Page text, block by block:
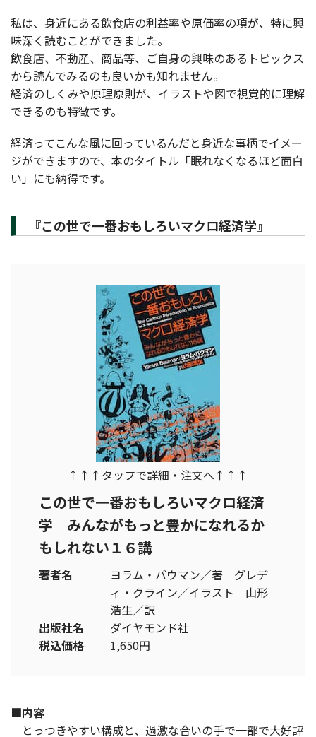
私は、身近にある飲食店の利益率や原価率の項が、特に興
味深く読むことができました。
飲食店、不動産、商品等、ご自身の興味のあるトピックス
から読んでみるのも良いかも知れません。
経済のしくみや原理原則が、イラストや図で視覚的に理解
できるのも特徴です。
経済ってこんな風に回っているんだと身近な事柄でイメー
ジができますので、本のタイトル「眠れなくなるほど面白
い」にも納得です。
『この世で一番おもしろいマクロ経済学』
↑↑↑タップで詳細・注文へ↑↑↑
この世で一番おもしろいマクロ経済
学 みんながもっと豊かになれるか
もしれない１６講
著者名
ヨラム・バウマン／著 グレデ
ィ・クライン／イラスト 山形
浩生／訳
出版社名
ダイヤモンド社
税込価格
1,650円
■内容
とっつきやすい構成と、過激な合いの手で一部で大好評